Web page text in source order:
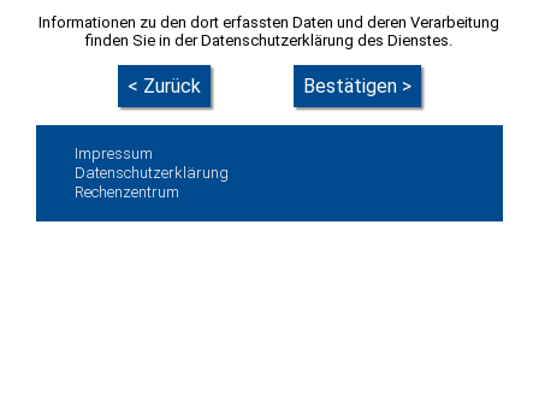
Informationen zu den dort erfassten Daten und deren Verarbeitung
finden Sie in der Datenschutzerklärung des Dienstes.
< Zurück Bestätigen >
Impressum
Datenschutzerklärung
Rechenzentrum